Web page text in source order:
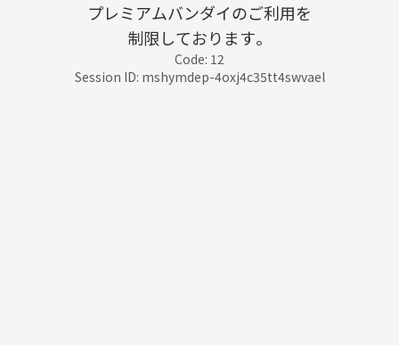
プレミアムバンダイのご利用を
制限しております。
Code: 12
Session ID: mshymdep-4oxj4c35tt4swvael